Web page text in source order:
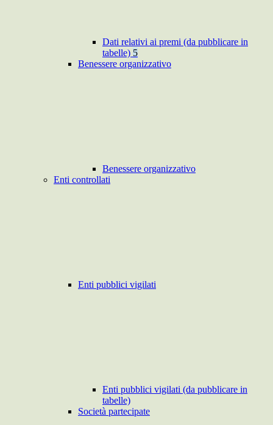
Dati relativi ai premi (da pubblicare in
tabelle) 5
Benessere organizzativo
Benessere organizzativo
Enti controllati
Enti pubblici vigilati
Enti pubblici vigilati (da pubblicare in
tabelle)
Società partecipate